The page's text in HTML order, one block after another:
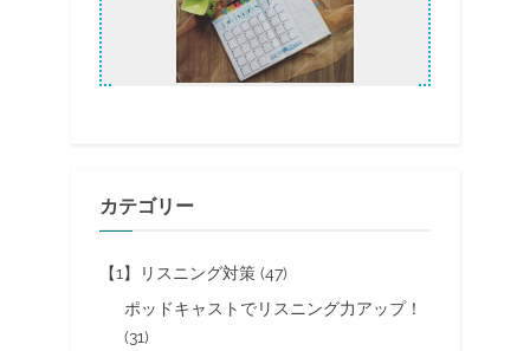
カテゴリー
【1】リスニング対策 (47)
ポッドキャストでリスニング力アップ！
(31)